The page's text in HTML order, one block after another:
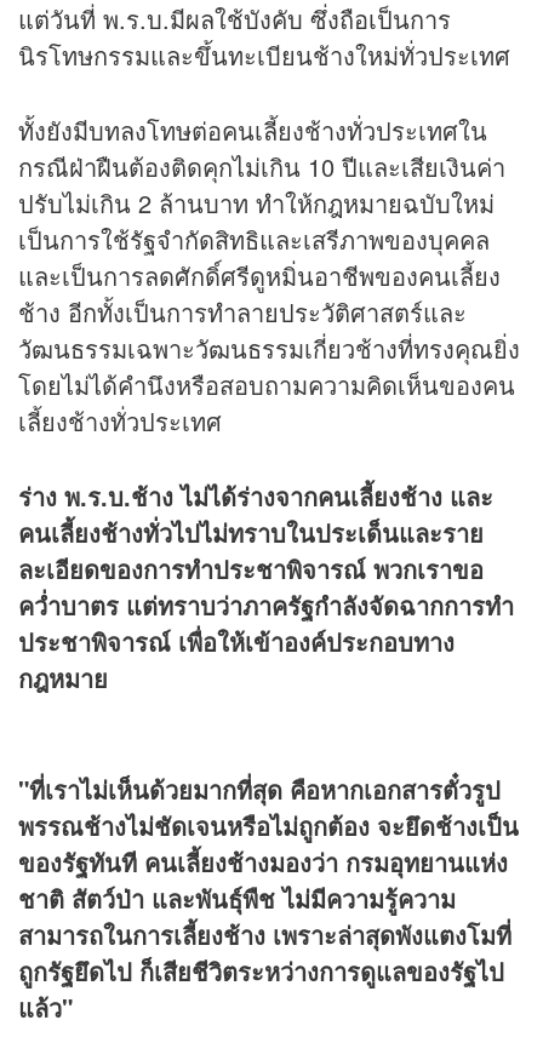
แต่วันที่ พ.ร.บ.มีผลใช้บังคับ ซึ่งถือเป็นการ
นิรโทษกรรมและขึ้นทะเบียนช้างใหม่ทั่วประเทศ
ทั้งยังมีบทลงโทษต่อคนเลี้ยงช้างทั่วประเทศใน
กรณีฝ่าฝืนต้องติดคุกไม่เกิน 10 ปีและเสียเงินค่า
ปรับไม่เกิน 2 ล้านบาท ทำให้กฎหมายฉบับใหม่
เป็นการใช้รัฐจำกัดสิทธิและเสรีภาพของบุคคล
และเป็นการลดศักดิ์ศรีดูหมิ่นอาชีพของคนเลี้ยง
ช้าง อีกทั้งเป็นการทำลายประวัติศาสตร์และ
วัฒนธรรมเฉพาะวัฒนธรรมเกี่ยวช้างที่ทรงคุณยิ่ง
โดยไม่ได้คำนึงหรือสอบถามความคิดเห็นของคน
เลี้ยงช้างทั่วประเทศ
ร่าง พ.ร.บ.ช้าง ไม่ได้ร่างจากคนเลี้ยงช้าง และ
คนเลี้ยงช้างทั่วไปไม่ทราบในประเด็นและราย
ละเอียดของการทำประชาพิจารณ์ พวกเราขอ
คว่ำบาตร แต่ทราบว่าภาครัฐกำลังจัดฉากการทำ
ประชาพิจารณ์ เพื่อให้เข้าองค์ประกอบทาง
กฎหมาย
"ที่เราไม่เห็นด้วยมากที่สุด คือหากเอกสารตั๋วรูป
พรรณช้างไม่ชัดเจนหรือไม่ถูกต้อง จะยึดช้างเป็น
ของรัฐทันที คนเลี้ยงช้างมองว่า กรมอุทยานแห่ง
ชาติ สัตว์ป่า และพันธุ์พืช ไม่มีความรู้ความ
สามารถในการเลี้ยงช้าง เพราะล่าสุดพังแตงโมที่
ถูกรัฐยึดไป ก็เสียชีวิตระหว่างการดูแลของรัฐไป
แล้ว"